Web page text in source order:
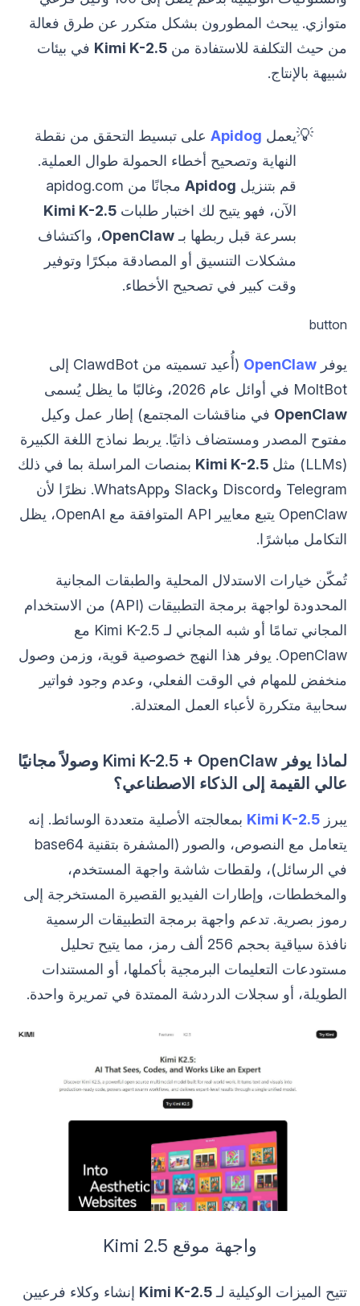
متوازي. يبحث المطورون بشكل متكرر عن طرق فعالة
من حيث التكلفة للاستفادة من Kimi K-2.5 في بيئات
شبيهة بالإنتاج.
💡يعمل Apidog على تبسيط التحقق من نقطة
النهاية وتصحيح أخطاء الحمولة طوال العملية.
قم بتنزيل Apidog
مجانًا من apidog.com
الآن، فهو يتيح لك اختبار طلباتKimi K-2.5
بسرعة قبل ربطها بـOpenClaw، واكتشاف
مشكلات التنسيق أو المصادقة مبكرًا وتوفير
وقت كبير في تصحيح الأخطاء.
button
يوفر OpenClaw
(أُعيد تسميته من ClawdBot إلى
MoltBot في أوائل عام 2026، وغالبًا ما يظل يُسمى
OpenClaw في مناقشات المجتمع) إطار عمل وكيل
مفتوح المصدر ومستضاف ذاتيًا. يربط نماذج اللغة الكبيرة
(LLMs) مثل
Kimi K-2.5 بمنصات المراسلة بما في ذلك
Telegram وDiscord وSlack وWhatsApp. نظرًا لأن
OpenClaw يتبع معايير API المتوافقة مع OpenAI، يظل
التكامل مباشرًا.
تُمكّن خيارات الاستدلال المحلية والطبقات المجانية
المحدودة لواجهة برمجة التطبيقات (API) من الاستخدام
المجاني تمامًا أو شبه المجاني لـ Kimi K-2.5 مع
OpenClaw. يوفر هذا النهج خصوصية قوية، وزمن وصول
منخفض للمهام في الوقت الفعلي، وعدم وجود فواتير
سحابية متكررة لأعباء العمل المعتدلة.
لماذا يوفر Kimi K-2.5 + OpenClaw وصولاً مجانيًا
عالي القيمة إلى الذكاء الاصطناعي؟
يبرز Kimi K-2.5 بمعالجته الأصلية متعددة الوسائط. إنه
يتعامل مع النصوص، والصور (المشفرة بتقنية base64
في الرسائل)، ولقطات شاشة واجهة المستخدم،
والمخططات، وإطارات الفيديو القصيرة المستخرجة إلى
رموز بصرية. تدعم واجهة برمجة التطبيقات الرسمية
نافذة سياقية بحجم 256 ألف رمز، مما يتيح تحليل
مستودعات التعليمات البرمجية بأكملها، أو المستندات
الطويلة، أو سجلات الدردشة الممتدة في تمريرة واحدة.
واجهة موقع Kimi 2.5
تتيح الميزات الوكيلية لـ Kimi K-2.5 إنشاء وكلاء فرعيين